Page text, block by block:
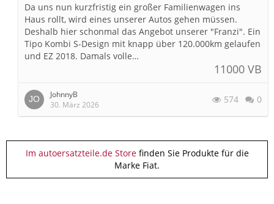
Da uns nun kurzfristig ein großer Familienwagen ins
Haus rollt, wird eines unserer Autos gehen müssen.
Deshalb hier schonmal das Angebot unserer "Franzi". Ein
Tipo Kombi S-Design mit knapp über 120.000km gelaufen
und EZ 2018. Damals volle…
11000 VB
JohnnyB
30. März 2026
574 0
Im autoersatzteile.de Storefinden Sie Produkte für die
Marke Fiat.